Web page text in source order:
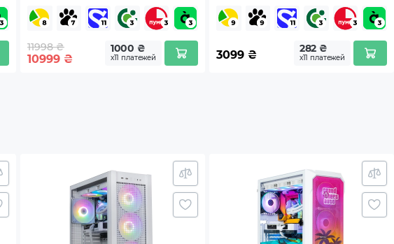
11998 ₴
10999 ₴
1000 ₴
х11 платежей 3099 ₴ 282 ₴
х11 платежей